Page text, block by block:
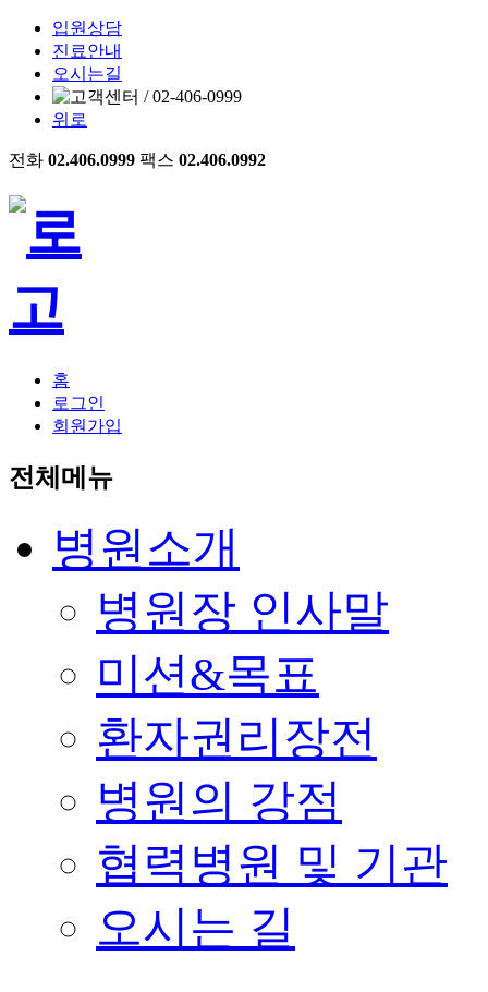
입원상담
진료안내
오시는길
위로
전화 02.406.0999 팩스 02.406.0992
홈
로그인
회원가입
전체메뉴
병원소개
병원장 인사말
미션&목표
환자권리장전
병원의 강점
협력병원 및 기관
오시는 길